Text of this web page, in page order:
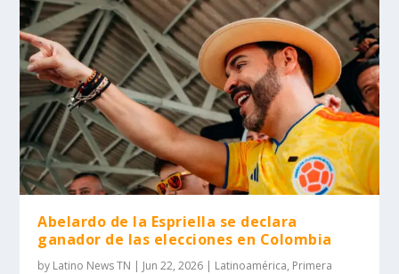
Abelardo de la Espriella se declara
ganador de las elecciones en Colombia
by Latino News TN | Jun 22, 2026 | Latinoamérica, Primera